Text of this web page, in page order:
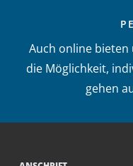
Auch online
die Möglichkeit,
gehen